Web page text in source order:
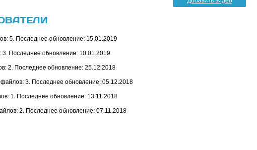
5. Последнее обновление: 15.01.2019
Последнее обновление: 10.01.2019
2. Последнее обновление: 25.12.2018
3. Последнее обновление: 05.12.2018
1. Последнее обновление: 13.11.2018
2. Последнее обновление: 07.11.2018